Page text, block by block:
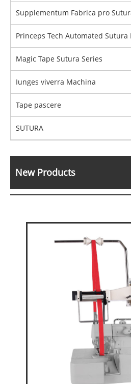
Supplementum Fabrica pro
Princeps Tech Automated Sutura
Magic Tape Sutura Series
Iunges viverra Machina
Tape pascere
SUTURA
New Products